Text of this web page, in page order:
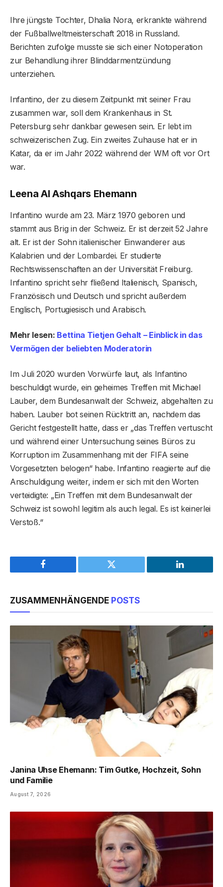
Ihre jüngste Tochter, Dhalia Nora, erkrankte während
der Fußballweltmeisterschaft 2018 in Russland.
Berichten zufolge musste sie sich einer Notoperation
zur Behandlung ihrer Blinddarmentzündung
unterziehen.
Infantino, der zu diesem Zeitpunkt mit seiner Frau
zusammen war, soll dem Krankenhaus in St.
Petersburg sehr dankbar gewesen sein. Er lebt im
schweizerischen Zug. Ein zweites Zuhause hat er in
Katar, da er im Jahr 2022 während der WM oft vor Ort
war.
Leena Al Ashqars Ehemann
Infantino wurde am 23. März 1970 geboren und
stammt aus Brig in der Schweiz. Er ist derzeit 52 Jahre
alt. Er ist der Sohn italienischer Einwanderer aus
Kalabrien und der Lombardei. Er studierte
Rechtswissenschaften an der Universität Freiburg.
Infantino spricht sehr fließend Italienisch, Spanisch,
Französisch und Deutsch und spricht außerdem
Englisch, Portugiesisch und Arabisch.
Mehr lesen: Bettina Tietjen Gehalt – Einblick in das
Vermögen der beliebten Moderatorin
Im Juli 2020 wurden Vorwürfe laut, als Infantino
beschuldigt wurde, ein geheimes Treffen mit Michael
Lauber, dem Bundesanwalt der Schweiz, abgehalten zu
haben. Lauber bot seinen Rücktritt an, nachdem das
Gericht festgestellt hatte, dass er „das Treffen vertuscht
und während einer Untersuchung seines Büros zu
Korruption im Zusammenhang mit der FIFA seine
Vorgesetzten belogen“ habe. Infantino reagierte auf die
Anschuldigung weiter, indem er sich mit den Worten
verteidigte: „Ein Treffen mit dem Bundesanwalt der
Schweiz ist sowohl legitim als auch legal. Es ist keinerlei
Verstoß.“
Facebook Twitter LinkedIn
ZUSAMMENHÄNGENDE POSTS
Janina Uhse Ehemann: Tim Gutke, Hochzeit, Sohn
und Familie
August 7, 2026